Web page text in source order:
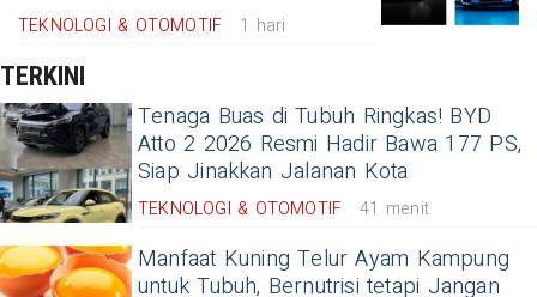
TEKNOLOGI & OTOMOTIF 1 hari
TERKINI
Tenaga Buas di Tubuh Ringkas! BYD
Atto 2 2026 Resmi Hadir Bawa 177 PS,
Siap Jinakkan Jalanan Kota
TEKNOLOGI & OTOMOTIF 41 menit
Manfaat Kuning Telur Ayam Kampung
untuk Tubuh, Bernutrisi tetapi Jangan